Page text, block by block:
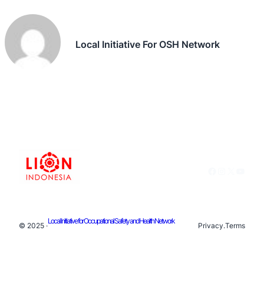
Local Initiative For OSH Network
© 2025 ·
Local Initiative for Occupational Safety and Health Network
Privacy.Terms